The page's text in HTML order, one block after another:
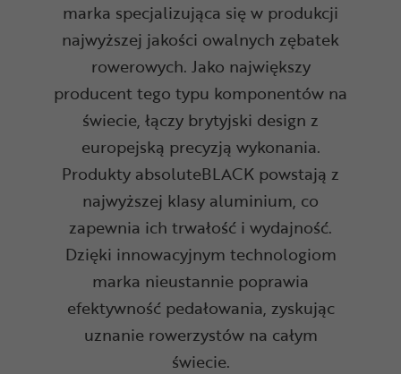
marka specjalizująca się w produkcji
najwyższej jakości owalnych zębatek
rowerowych. Jako największy
producent tego typu komponentów na
świecie, łączy brytyjski design z
europejską precyzją wykonania.
Produkty absoluteBLACK powstają z
najwyższej klasy aluminium, co
zapewnia ich trwałość i wydajność.
Dzięki innowacyjnym technologiom
marka nieustannie poprawia
efektywność pedałowania, zyskując
uznanie rowerzystów na całym
świecie.